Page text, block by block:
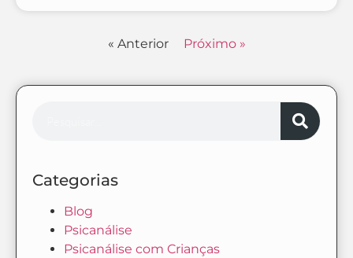
« Anterior Próximo »
Categorias
Blog
Psicanálise
Psicanálise com Crianças